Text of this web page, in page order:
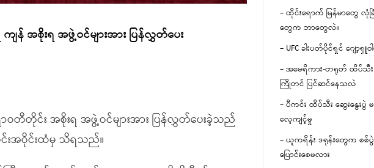
န် အစိုးရ အဖွဲ့ဝင်များအား ပြန်လွှတ်ပေး
တီတိုင်း အစိုးရ အဖွဲ့ဝင်များအား ပြန်လွှတ်ပေးခဲ့သည်
င်းအဝိုင်းထံမှ သိရသည်။
– ထိုင်းရောက် မြန်မာတွေ
တွေက ဘာတွေလဲ။
– UFC ခါးပတ်ပိုင်ရှင် ဂျော့
– အမေရိကား-တရုတ် ထိပ်သီ
ကြိုတင် ပြင်ဆင်နေသလဲ
– ပီကင်း ထိပ်သီး ဆွေးနွေး
လေ့ကျင့်မှု
– ယူကရိန်း ဒရုန်းတွေက
ပြောင်းစေမလား